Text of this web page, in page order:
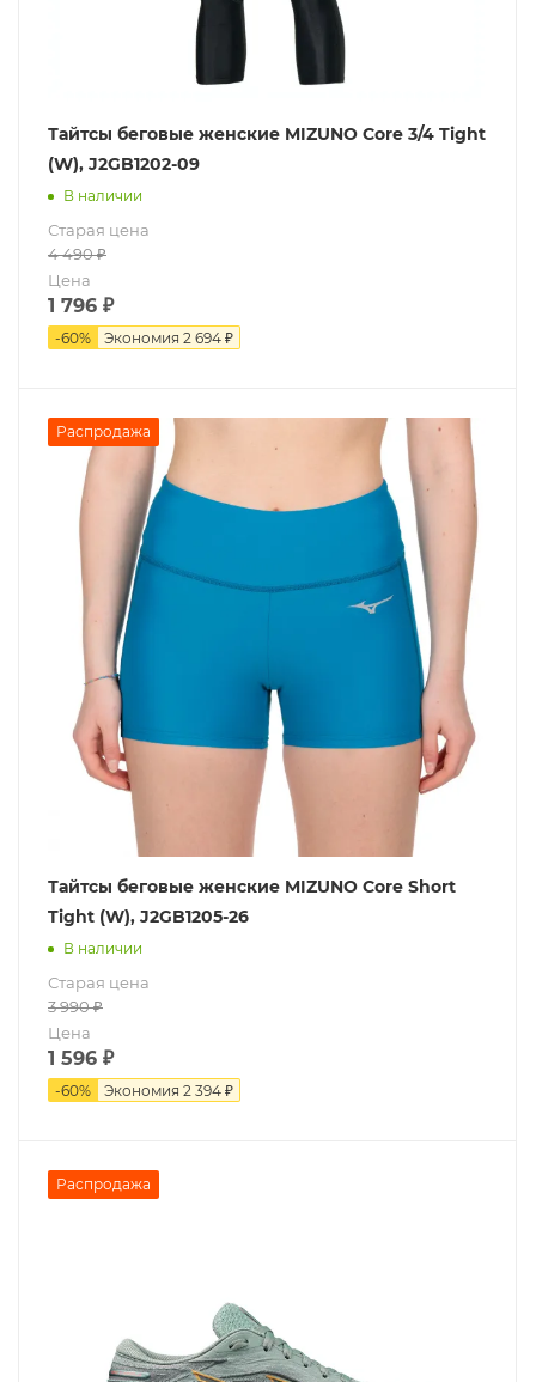
Тайтсы беговые женские MIZUNO Core 3/4 Tight
(W), J2GB1202-09
В наличии
Старая цена
4 490₽
Цена
1 796 ₽
-60% Экономия 2 694 ₽
Распродажа
Тайтсы беговые женские MIZUNO Core Short
Tight (W), J2GB1205-26
В наличии
Старая цена
3 990₽
Цена
1 596 ₽
-60% Экономия 2 394 ₽
Распродажа